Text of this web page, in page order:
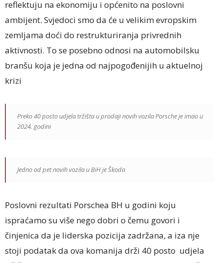
reflektuju na ekonomiju i općenito na poslovni
ambijent. Svjedoci smo da će u velikim evropskim
zemljama doći do restrukturiranja privrednih
aktivnosti. To se posebno odnosi na automobilsku
branšu koja je jedna od najpogođenijih u aktuelnoj
krizi
Preko 40 posto udjela tržišta u prodaji novih vozila Porsche je imao u
2024. godini
Jedno od pet novih vozila u BiH je Škoda
Poslovni rezultati Porschea BH u godini koju
ispraćamo su više nego dobri o čemu govori i
činjenica da je liderska pozicija zadržana, a iza nje
stoji podatak da ova komanija drži 40 posto udjela